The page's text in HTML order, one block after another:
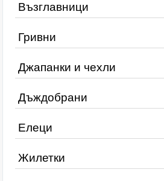
Възглавници
Гривни
Джапанки и чехли
Дъждобрани
Елеци
Жилетки